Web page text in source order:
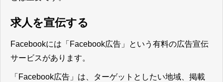
求人を宣伝する
Facebookには「Facebook広告」という有料の広告宣伝
サービスがあります。
「Facebook広告」は、ターゲットとしたい地域、掲載